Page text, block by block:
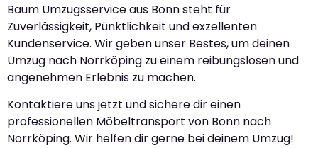
Baum Umzugsservice aus Bonn steht für
Zuverlässigkeit, Pünktlichkeit und exzellenten
Kundenservice. Wir geben unser Bestes, um deinen
Umzug nach Norrköping zu einem reibungslosen und
angenehmen Erlebnis zu machen.
Kontaktiere uns jetzt und sichere dir einen
professionellen Möbeltransport von Bonn nach
Norrköping. Wir helfen dir gerne bei deinem Umzug!